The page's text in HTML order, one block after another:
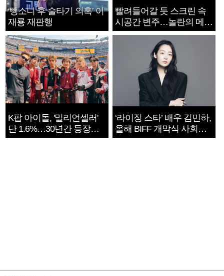
‘뺑소니 후 술타기 의혹’ 이
재룡 재판행
빨려들어갈 듯 스크린 속
시공간 변주…놀란의 메시
지는 ‘전쟁 속죄’
K팝 아이돌, '밀리언셀러'
단 1.6%…30년간 등장
1182개팀 전수조사
‘라이징 스타’ 배우 김민하,
올해 BIFF 개막식 사회자
확정